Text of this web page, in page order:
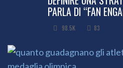
PARLA DI “FAN
98.5K 83